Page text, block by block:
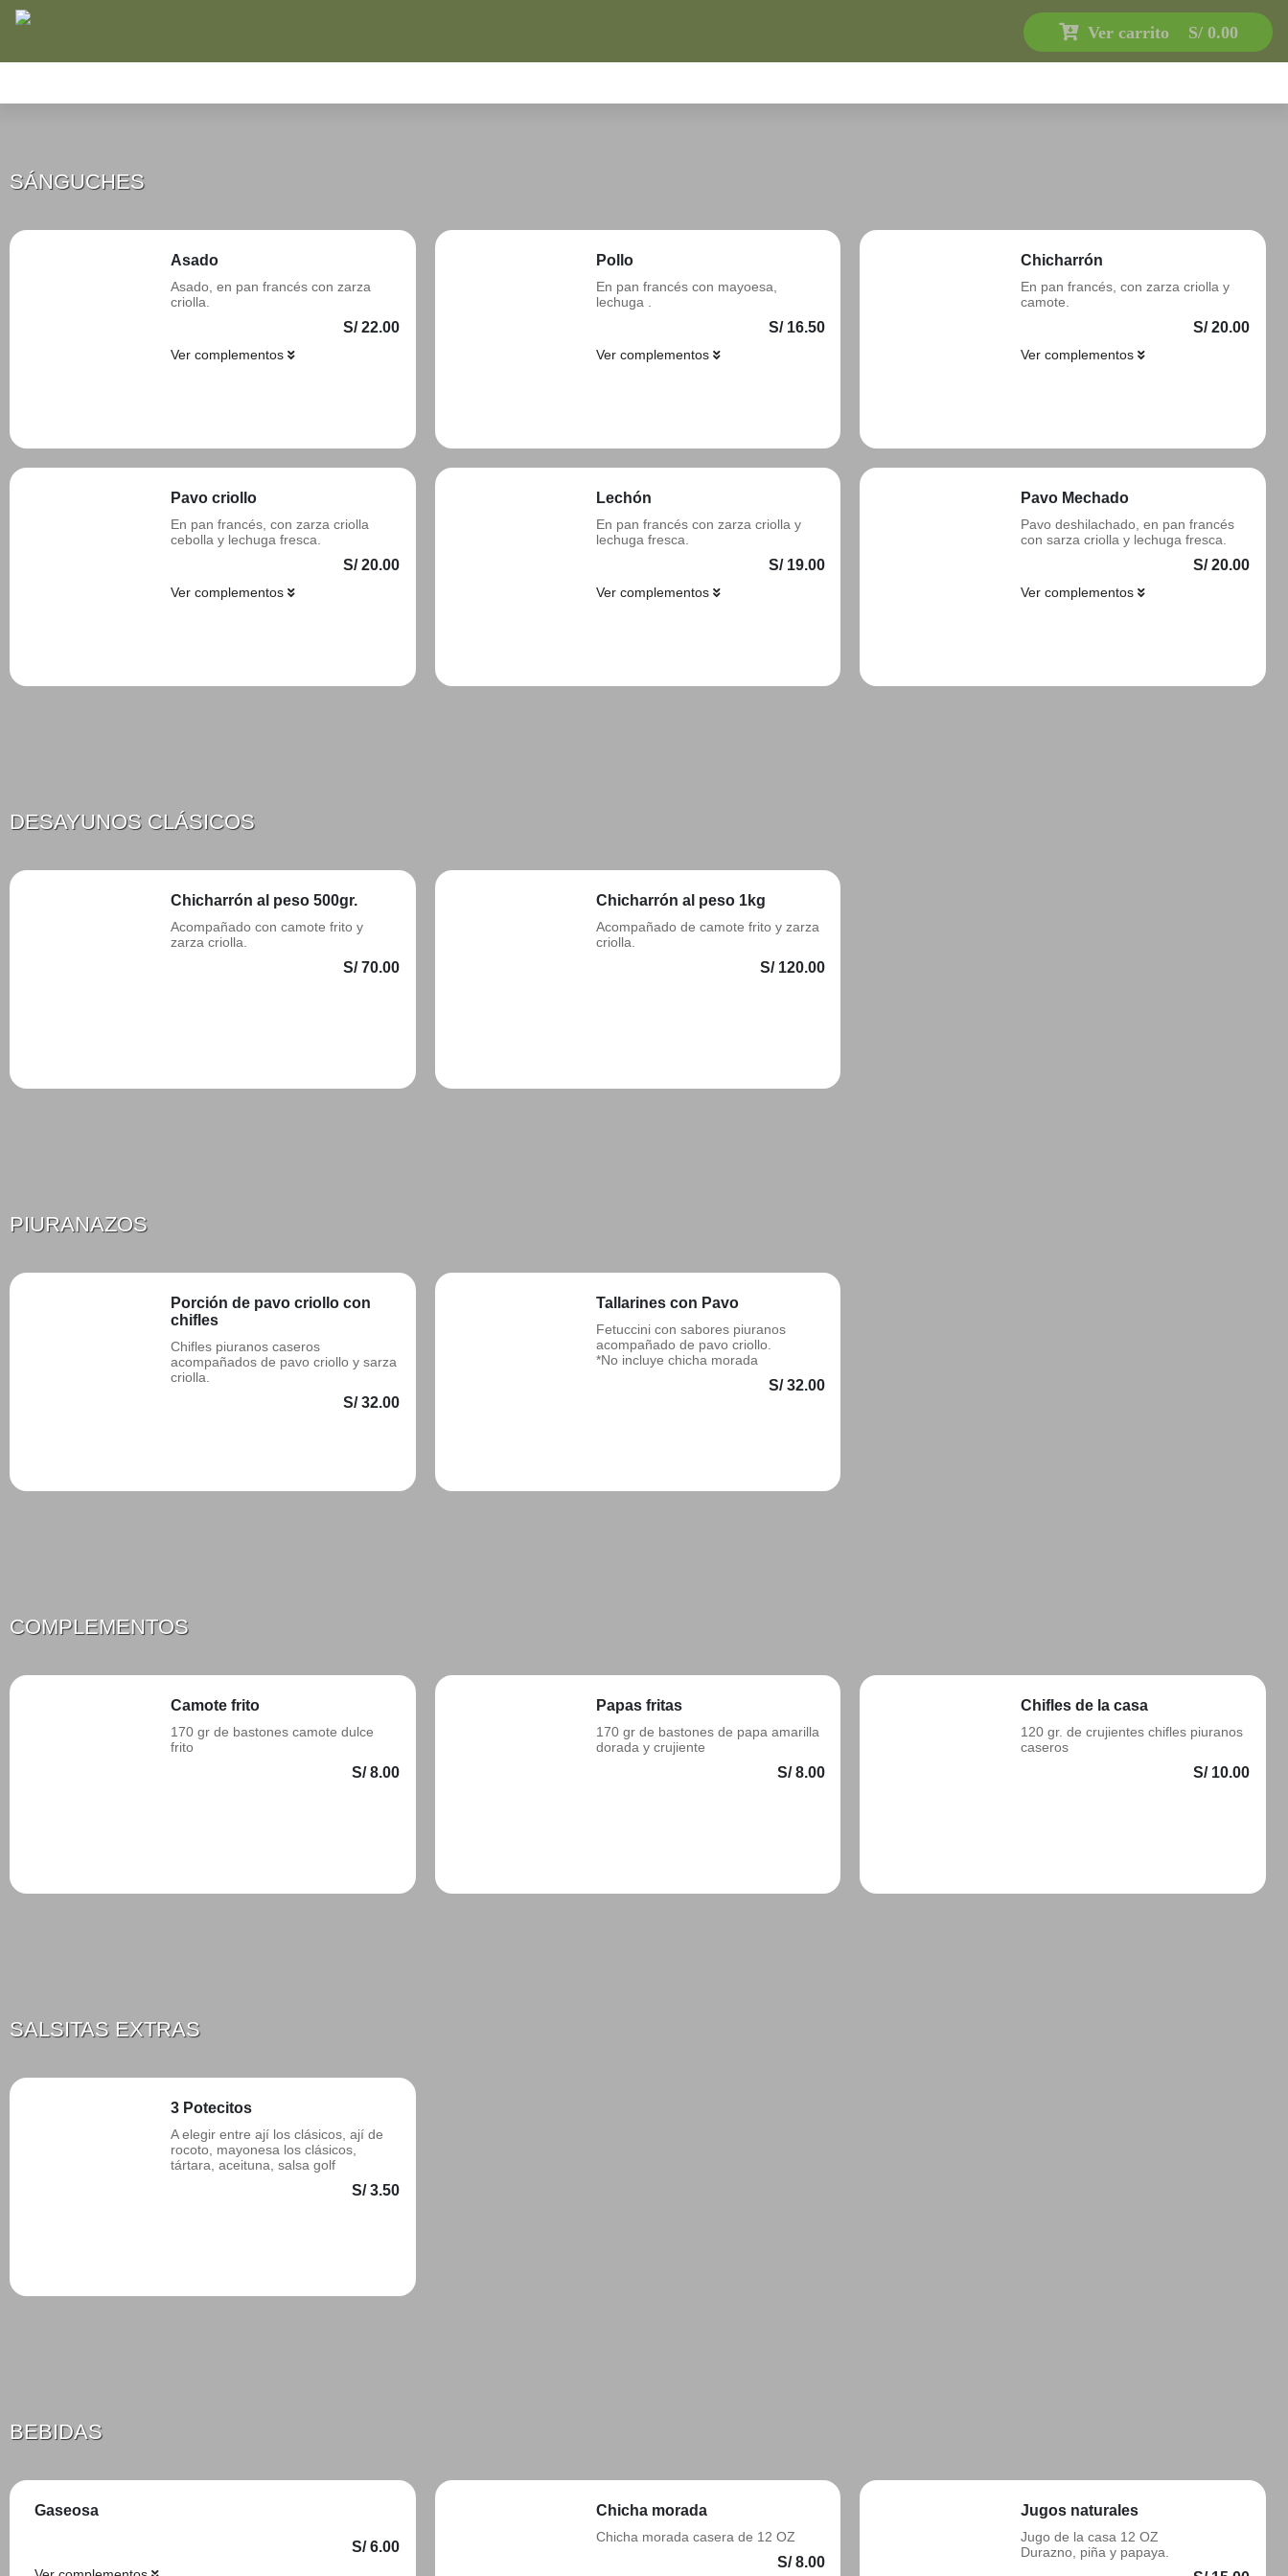
Ver carrito S/ 0.00
SÁNGUCHES
Asado
Asado, en pan francés con zarza
criolla.
S/ 22.00
Ver complementos
Pollo
En pan francés con mayoesa,
lechuga .
S/ 16.50
Ver complementos
Chicharrón
En pan francés, con zarza criolla y
camote.
S/ 20.00
Ver complementos
Pavo criollo
En pan francés, con zarza criolla
cebolla y lechuga fresca.
S/ 20.00
Ver complementos
Lechón
En pan francés con zarza criolla y
lechuga fresca.
S/ 19.00
Ver complementos
Pavo Mechado
Pavo deshilachado, en pan francés
con sarza criolla y lechuga fresca.
S/ 20.00
Ver complementos
DESAYUNOS CLÁSICOS
Chicharrón al peso 500gr.
Acompañado con camote frito y
zarza criolla.
S/ 70.00
Chicharrón al peso 1kg
Acompañado de camote frito y zarza
criolla.
S/ 120.00
PIURANAZOS
Porción de pavo criollo con
chifles
Chifles piuranos caseros
acompañados de pavo criollo y sarza
criolla.
S/ 32.00
Tallarines con Pavo
Fetuccini con sabores piuranos
acompañado de pavo criollo.
*No incluye chicha morada
S/ 32.00
COMPLEMENTOS
Camote frito
170 gr de bastones camote dulce
frito
S/ 8.00
Papas fritas
170 gr de bastones de papa amarilla
dorada y crujiente
S/ 8.00
Chifles de la casa
120 gr. de crujientes chifles piuranos
caseros
S/ 10.00
SALSITAS EXTRAS
3 Potecitos
A elegir entre ají los clásicos, ají de
rocoto, mayonesa los clásicos,
tártara, aceituna, salsa golf
S/ 3.50
BEBIDAS
Gaseosa
S/ 6.00
Chicha morada
Chicha morada casera de 12 OZ
S/ 8.00
Jugos naturales
Jugo de la casa 12 OZ
Durazno, piña y papaya.